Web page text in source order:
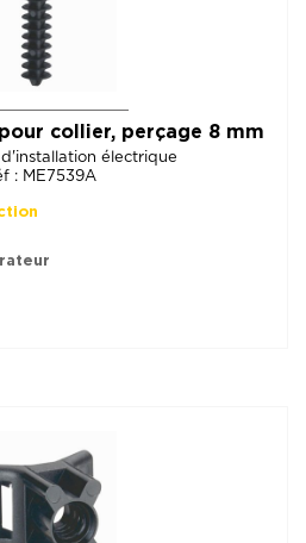
collier, perçage 8 mm
électrique
: ME7539A